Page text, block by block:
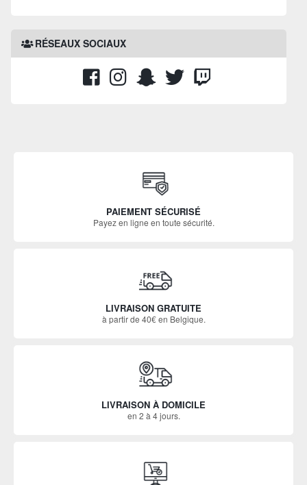
RÉSEAUX SOCIAUX
PAIEMENT SÉCURISÉ
Payez en ligne en toute sécurité.
LIVRAISON GRATUITE
à partir de 40€ en Belgique.
LIVRAISON À DOMICILE
en 2 à 4 jours.